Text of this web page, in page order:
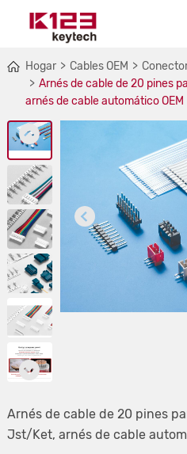
Hogar Cables OEM
Arnés de cable de 20 pines
arnés de cable automático OEM
Arnés de cable de 20 pines
Jst/Ket, arnés de cable